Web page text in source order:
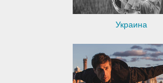
Украина